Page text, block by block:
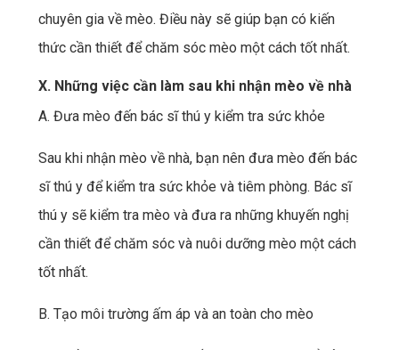
chuyên gia về mèo. Điều này sẽ giúp bạn có kiến
thức cần thiết để chăm sóc mèo một cách tốt nhất.
X. Những việc cần làm sau khi nhận mèo về nhà
A. Đưa mèo đến bác sĩ thú y kiểm tra sức khỏe
Sau khi nhận mèo về nhà, bạn nên đưa mèo đến bác
sĩ thú y để kiểm tra sức khỏe và tiêm phòng. Bác sĩ
thú y sẽ kiểm tra mèo và đưa ra những khuyến nghị
cần thiết để chăm sóc và nuôi dưỡng mèo một cách
tốt nhất.
B. Tạo môi trường ấm áp và an toàn cho mèo